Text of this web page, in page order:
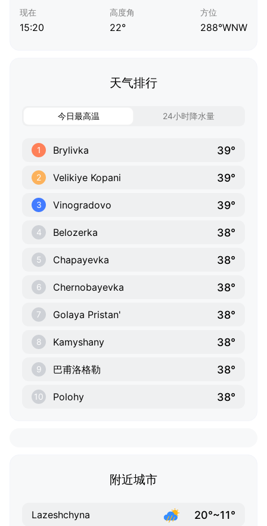
现在
15:20
高度角
22°
方位
288°WNW
天气排行
今日最高温 24小时降水量
1 Brylivka 39°
2 Velikiye Kopani 39°
3 Vinogradovo 39°
4 Belozerka 38°
5 Chapayevka 38°
6 Chernobayevka 38°
7 Golaya Pristan' 38°
8 Kamyshany 38°
9 巴甫洛格勒 38°
10 Polohy 38°
附近城市
Lazeshchyna 20°~11°